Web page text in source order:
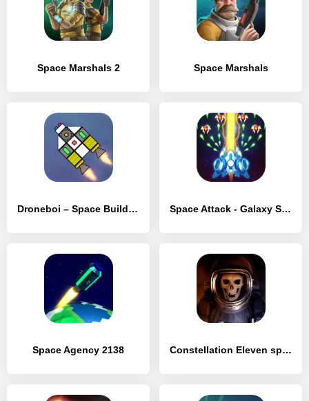
Space Marshals 2 Space Marshals
Droneboi – Space Building Sandbox Multiplayer Space Attack - Galaxy Shooter
Space Agency 2138 Constellation Eleven space RPG